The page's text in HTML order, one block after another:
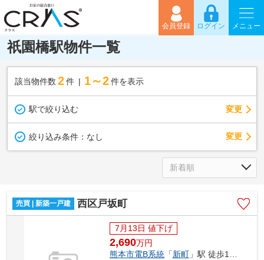
会員登録 ログイン メニュー
祇園橋駅物件一覧
該当物件数 2件 1～2 件を表示
駅で絞り込む 変更
絞り込み条件： なし 変更
売買 | 新築一戸建 西区戸坂町
7月13日 値下げ
2,690万円
熊本市電B系統「新町」駅 徒歩17分